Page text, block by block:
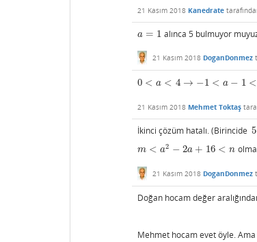
21 Kasım 2018 Kanedrate
a = 1
a=1 alınca 5 bulmuyor
21 Kasım 2018 DoganDonmez
0 < a < 4 → −1 < a − 1 <
0 <a<4 →− 1< a− 1<3→0 ≤( a− 1)2<9
21 Kasım 2018 Mehmet Toktaş
İkinci çözüm hatalı. (Birincide 5
5
m < a2 − 2a + 16 < n
m< a2 −2 a+16< n
21 Kasım 2018 DoganDonmez
Doğan hocam değer
Mehmet hocam evet öyle.